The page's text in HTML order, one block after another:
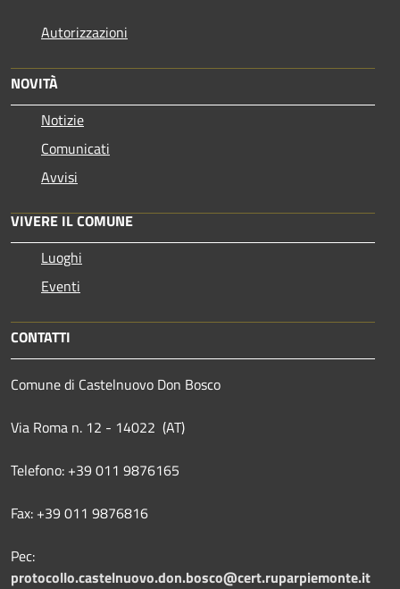
Autorizzazioni
NOVITÀ
Notizie
Comunicati
Avvisi
VIVERE IL COMUNE
Luoghi
Eventi
CONTATTI
Comune di Castelnuovo Don Bosco
Via Roma n. 12 - 14022 (AT)
Telefono: +39 011 9876165
Fax: +39 011 9876816
Pec:
protocollo.castelnuovo.don.bosco@cert.ruparpiemonte.it